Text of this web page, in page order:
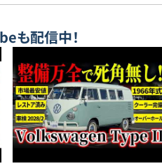
も配信中！